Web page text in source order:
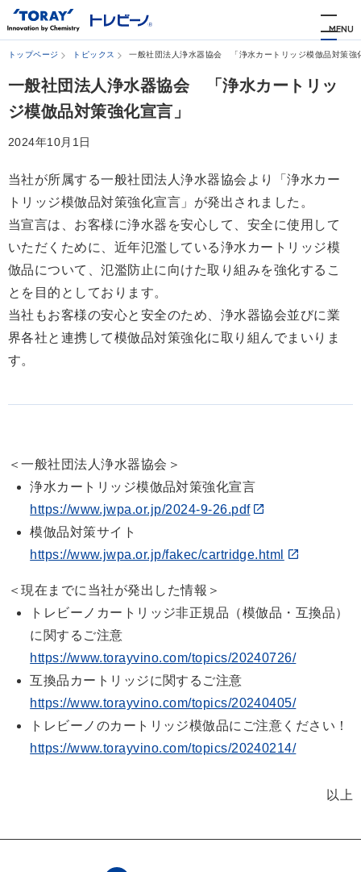
トップページ トピックス 一般社団法人浄水器協会 「浄水カートリッジ模倣品対策強
一般社団法人浄水器協会 「浄水カートリッ
ジ模倣品対策強化宣言」
2024年10月1日
当社が所属する一般社団法人浄水器協会より「浄水カー
トリッジ模倣品対策強化宣言」が発出されました。
当宣言は、お客様に浄水器を安心して、安全に使用して
いただくために、近年氾濫している浄水カートリッジ模
倣品について、氾濫防止に向けた取り組みを強化するこ
とを目的としております。
当社もお客様の安心と安全のため、浄水器協会並びに業
界各社と連携して模倣品対策強化に取り組んでまいりま
す。
＜一般社団法人浄水器協会＞
浄水カートリッジ模倣品対策強化宣言
https://www.jwpa.or.jp/2024-9-26.pdf
模倣品対策サイト
https://www.jwpa.or.jp/fakec/cartridge.html
＜現在までに当社が発出した情報＞
トレビーノカートリッジ非正規品（模倣品・互換品）
に関するご注意
https://www.torayvino.com/topics/20240726/
互換品カートリッジに関するご注意
https://www.torayvino.com/topics/20240405/
トレビーノのカートリッジ模倣品にご注意ください！
https://www.torayvino.com/topics/20240214/
以上